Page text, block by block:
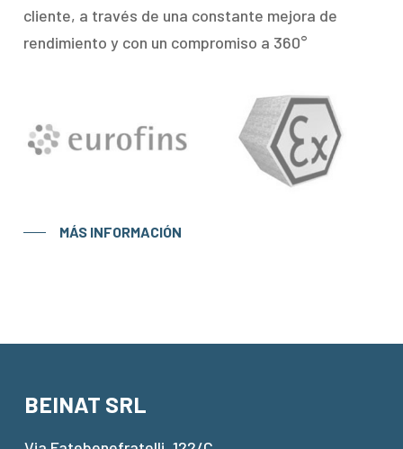
cliente, a través de una constante mejora de
rendimiento y con un compromiso a 360°
MÁS INFORMACIÓN
BEINAT SRL